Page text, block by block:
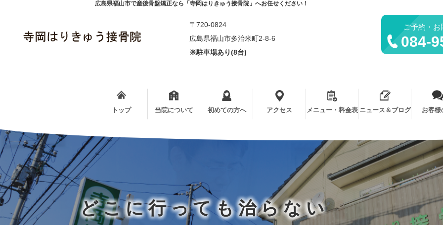
広島県福山市で産後骨盤矯正なら「寺岡はりきゅう接骨院」へお任せください！
ご予約・
084-
〒720-0824
広島県福山市多治米町2-8-6
※駐車場あり(8台)
トップ 当院について 初めての方へ アクセス メニュー・料金表 ニュース＆ブログ お客様
どこに行っても治らない